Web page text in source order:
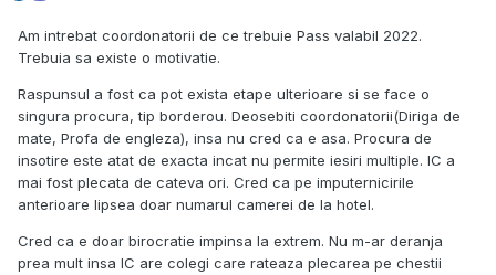
Am intrebat coordonatorii de ce trebuie Pass valabil 2022.
Trebuia sa existe o motivatie.
Raspunsul a fost ca pot exista etape ulterioare si se face o
singura procura, tip borderou. Deosebiti coordonatorii(Diriga de
mate, Profa de engleza), insa nu cred ca e asa. Procura de
insotire este atat de exacta incat nu permite iesiri multiple. IC a
mai fost plecata de cateva ori. Cred ca pe imputernicirile
anterioare lipsea doar numarul camerei de la hotel.
Cred ca e doar birocratie impinsa la extrem. Nu m-ar deranja
prea mult insa IC are colegi care rateaza plecarea pe chestii